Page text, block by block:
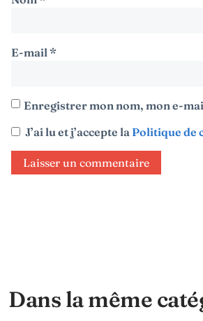
E-mail *
Enregistrer mon nom, mon e-
J’ai lu et j’accepte la Politique de
Dans la même